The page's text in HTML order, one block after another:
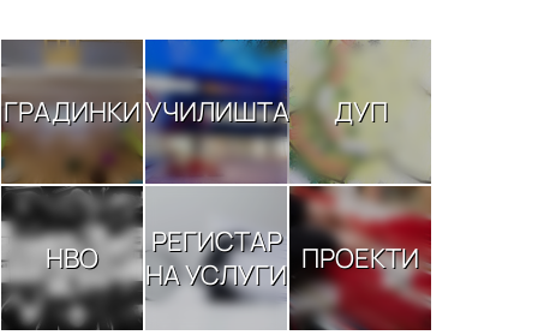
ГРАДИНКИУЧИЛИШТА ДУП
НВО
РЕГИСТАР
НА УСЛУГИ ПРОЕКТИ